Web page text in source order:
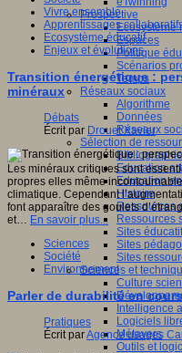
Prospective
Ecosystème
Espaces
Politique
Scénarios
Temps
Réseaux sociaux
Algorithme
Données
Réseaux
Sélection de
Education
Education
Histoire
Ressources
Ressources
Sites
Sites
Sites
Sciences et
Culture
Intelligence
Logiciels
Métavers
Outils et
Vivre ensemble
Apprentissages
Ecosystème éducatif
Enjeux et évolutions
Transition énergétique :
minéraux
Débats
Écrit par Drouet Xavier
Les minéraux critiques sont
propres elles même
climatique. Cependant
font apparaître des goulets
et… En savoir plus...
Sciences
Société
Environnement
Parler de durabilité en
Pratiques
Écrit parAgence usages